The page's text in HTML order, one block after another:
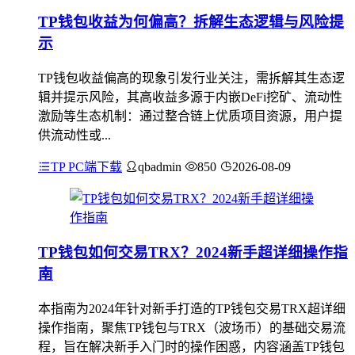
TP钱包收益为何偏高？拆解生态逻辑与风险提
示
TP钱包收益偏高的现象引发行业关注，需拆解其生态逻
辑并提示风险，其高收益多源于内嵌DeFi挖矿、流动性
激励等生态机制：通过整合链上优质项目资源，用户提
供流动性或...
TP PC端下载 qbadmin 850 2026-08-09
TP钱包如何交易TRX？2024新手超详细操作指
南
本指南为2024年针对新手打造的TP钱包交易TRX超详细
操作指南，聚焦TP钱包与TRX（波场币）的基础交易流
程，旨在解决新手入门时的操作困惑，内容涵盖TP钱包